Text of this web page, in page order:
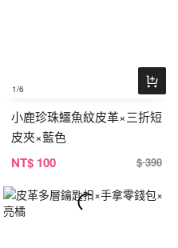
1/6
小鹿珍珠鱷魚紋皮革×三折短
皮夾×藍色
NT$ 100 $ 390